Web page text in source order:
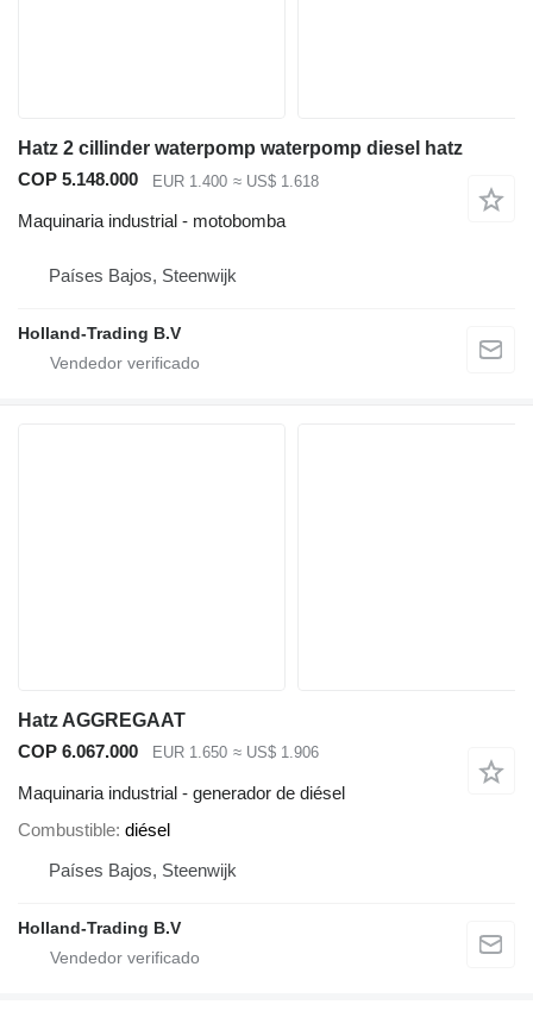
Hatz 2 cillinder waterpomp waterpomp diesel hatz
COP 5.148.000
EUR 1.400 ≈ US$ 1.618
Maquinaria industrial - motobomba
Países Bajos, Steenwijk
Holland-Trading B.V
Hatz AGGREGAAT
COP 6.067.000
EUR 1.650 ≈ US$ 1.906
Maquinaria industrial - generador de diésel
Combustible diésel
Países Bajos, Steenwijk
Holland-Trading B.V